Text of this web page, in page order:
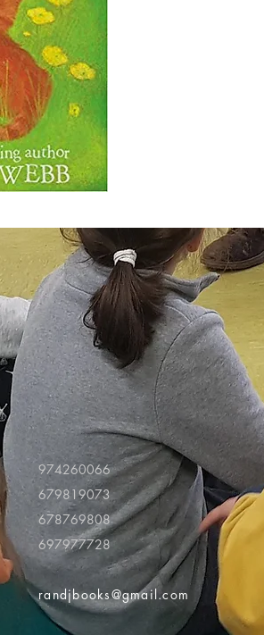
974260066
679819073
678769808
697977728
randjbooks@gmail.com